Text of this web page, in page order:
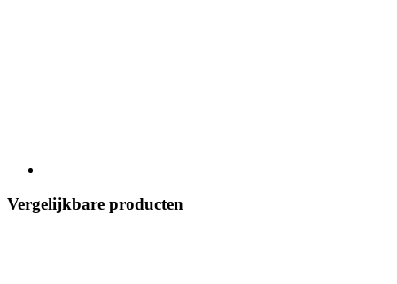
Vergelijkbare producten